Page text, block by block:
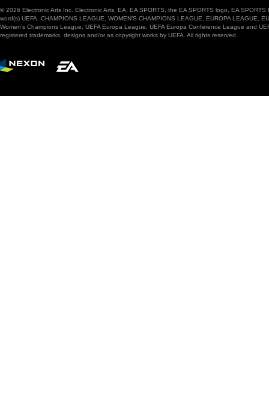
© 2026 Electronic Arts Inc. Electronic Arts, EA, EA SPORTS, the EA SPORTS logo, EA
word(s) UEFA, CHAMPIONS LEAGUE, WOMEN’S CHAMPIONS LEAGUE, EUROPA LEAGUE,
Women’s Champions League, UEFA Europa League, UEFA Europa Conference League and
registered trademarks, designs and/or as copyright works by UEFA. All rights reserved.